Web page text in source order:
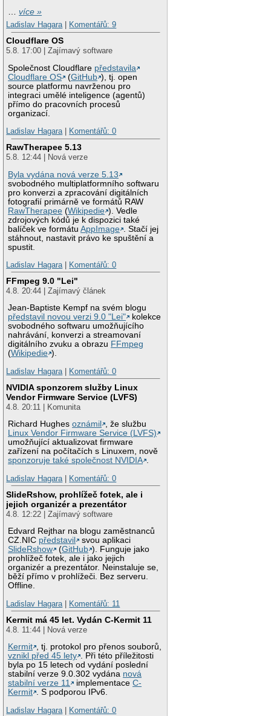
…více »
Ladislav Hagara| Komentářů: 9
Cloudflare OS
5.8. 17:00 | Zajímavý software
Společnost Cloudflare představila
Cloudflare OS
(GitHub ), tj. open
source platformu navrženou pro
integraci umělé inteligence (agentů)
přímo do pracovních procesů
organizací.
Ladislav Hagara| Komentářů: 0
RawTherapee 5.13
5.8. 12:44 | Nová verze
Byla vydána nová verze 5.13
svobodného multiplatformního softwaru
pro konverzi a zpracování digitálních
fotografií primárně ve formátů RAW
RawTherapee (Wikipedie ). Vedle
zdrojových kódů je k dispozici také
balíček ve formátuAppImage
. Stačí jej
stáhnout, nastavit právo ke spuštění a
spustit.
Ladislav Hagara| Komentářů: 0
FFmpeg 9.0 "Lei"
4.8. 20:44 | Zajímavý článek
Jean-Baptiste Kempf na svém blogu
představil novou verzi 9.0 "Lei"
kolekce
svobodného softwaru umožňujícího
nahrávání, konverzi a streamovaní
digitálního zvuku a obrazu FFmpeg
(Wikipedie ).
Ladislav Hagara| Komentářů: 0
NVIDIA sponzorem služby Linux
Vendor Firmware Service (LVFS)
4.8. 20:11 | Komunita
Richard Hughesoznámil
, že službu
Linux Vendor Firmware Service (LVFS)
umožňující aktualizovat firmware
zařízení na počítačích s Linuxem, nově
sponzoruje také společnost NVIDIA .
Ladislav Hagara| Komentářů: 0
SlideRshow, prohlížeč fotek, ale i
jejich organizér a prezentátor
4.8. 12:22 | Zajímavý software
Edvard Rejthar na blogu zaměstnanců
CZ.NIC představil
svou aplikaci
SlideRshow
(GitHub ). Funguje jako
prohlížeč fotek, ale i jako jejich
organizér a prezentátor. Neinstaluje se,
běží přímo v prohlížeči. Bez serveru.
Offline.
Ladislav Hagara| Komentářů: 11
Kermit má 45 let. Vydán C-Kermit 11
4.8. 11:44 | Nová verze
Kermit , tj. protokol pro přenos souborů,
vznikl před 45 lety . Při této příležitosti
byla po 15 letech od vydání poslední
stabilní verze 9.0.302 vydána nová
stabilní verze 11
implementaceC-
Kermit . S podporou IPv6.
Ladislav Hagara| Komentářů: 0